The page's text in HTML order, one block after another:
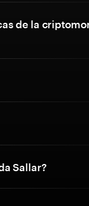
de la
Sallar?